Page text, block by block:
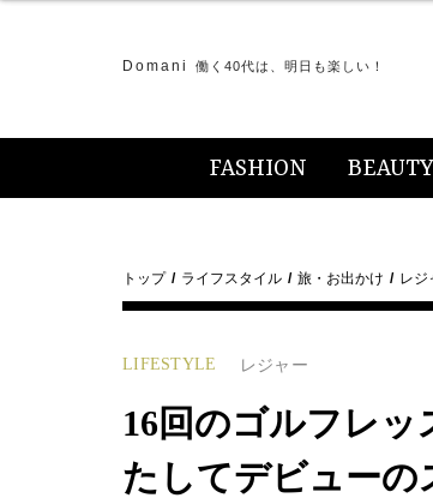
Domani 働く40代は、明日も楽しい！
FASHION BEAUTY
トップ ライフスタイル 旅・お出かけ レジ
LIFESTYLE レジャー
16回のゴルフレ
たしてデビューの